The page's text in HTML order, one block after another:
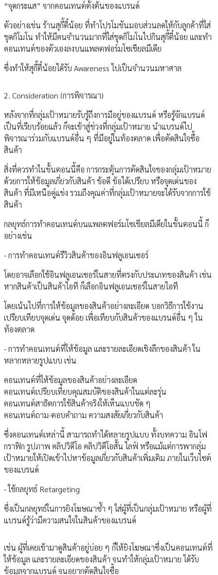
“จุดกระแส” จากคอนเทนต์ตั้งต้นของแบรนด์
ตัวอย่างเช่น ร้านสุกี้ตี๋น้อย ที่ทำโปรโมชันมอบส่วนลดให้กับลูกค้าที่ใส่
ชุดกิโมโน ทำให้มีคนจำนวนมากที่ใส่ชุดกิโมโนไปกินสุกี้ตี๋น้อย และทำ
คอนเทนต์ของตัวเองลงบนแพลตฟอร์มโซเชียลมีเดีย
ซึ่งทำให้สุกี้ตี๋น้อยได้รับ Awareness ไปเป็นจำนวนมหาศาล
2. Consideration (การพิจารณา)
หลังจากที่กลุ่มเป้าหมายรับรู้ถึงการมีอยู่ของแบรนด์ หรือรู้จักแบรนด์
เป็นที่เรียบร้อยแล้ว ก็จะเข้าสู่ช่วงที่กลุ่มเป้าหมาย นำแบรนด์ไป
พิจารณาร่วมกับแบรนด์อื่น ๆ ที่มีอยู่ในท้องตลาด เพื่อตัดสินใจซื้อ
สินค้า
สิ่งที่ควรทำในขั้นตอนนี้คือ การกระตุ้นการตัดสินใจของกลุ่มเป้าหมาย
ด้วยการให้ข้อมูลเกี่ยวกับสินค้า ข้อดี ข้อได้เปรียบ หรือจุดเด่นของ
สินค้า ที่มีเหนือคู่แข่ง รวมถึงคุณค่าที่กลุ่มเป้าหมายจะได้รับจากการใช้
สินค้า
กลยุทธ์การทำคอนเทนต์บนแพลตฟอร์มโซเชียลมีเดียในขั้นตอนนี้ ก็
อย่างเช่น
- การทำคอนเทนต์รีวิวสินค้าของอินฟลูเอนเซอร์
โดยอาจเลือกใช้อินฟลูเอนเซอร์ในสายที่ตรงกับประเภทของสินค้า เช่น
หากสินค้าเป็นสินค้าไอที ก็เลือกอินฟลูเอนเซอร์ในสายไอที
โดยเน้นไปที่การให้ข้อมูลของสินค้าอย่างละเอียด บอกวิธีการใช้งาน
เปรียบเทียบจุดเด่น จุดด้อย เพื่อเทียบกับสินค้าของแบรนด์อื่น ๆ ใน
ท้องตลาด
- การทำคอนเทนต์ที่ให้ข้อมูล และรายละเอียดเชิงลึกของสินค้า ใน
หลากหลายรูปแบบ เช่น
คอนเทนต์ที่ให้ข้อมูลของสินค้าอย่างละเอียด
คอนเทนต์เปรียบเทียบคุณสมบัติของสินค้าในแต่ละรุ่น
คอนเทนต์สาธิตการใช้สินค้าจริงให้เห็นแบบชัด ๆ
คอนเทนต์ถาม-ตอบคำถาม ความสงสัยเกี่ยวกับสินค้า
ซึ่งคอนเทนต์เหล่านี้ สามารถทำได้หลายรูปแบบ ทั้งบทความ อินโฟ
กราฟิก รูปภาพ คลิปวิดีโอ คลิปวิดีโอสั้น ไลฟ์ หรือแม้แต่การพากลุ่ม
เป้าหมายให้เปิดเข้าไปหาข้อมูลเกี่ยวกับสินค้าเพิ่มเติม ภายในเว็บไซต์
ของแบรนด์
- ใช้กลยุทธ์ Retargeting
ซึ่งเป็นกลยุทธ์ในการยิงโฆษณาซ้ำ ๆ ใส่ผู้ที่เป็นกลุ่มเป้าหมาย หรือผู้ที่
แบรนด์รู้ว่ามีความสนใจในสินค้าของแบรนด์
เช่น ผู้ที่เคยเข้ามาดูสินค้าอยู่บ่อย ๆ ก็ให้ยิงโฆษณาซึ่งเป็นคอนเทนต์ที่
ให้ข้อมูล และรายละเอียดของสินค้า จนทำให้กลุ่มเป้าหมาย ได้รับ
ข้อมูลจากแบรนด์ จนอยากตัดสินใจซื้อ